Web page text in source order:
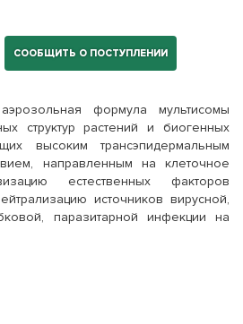
формула мультисомы
структур растений и биогенных
высоким трансэпидермальным
направленным на клеточное
естественных факторов
источников вирусной,
паразитарной инфекции на
СООБЩИТЬ О ПОСТУПЛЕНИИ